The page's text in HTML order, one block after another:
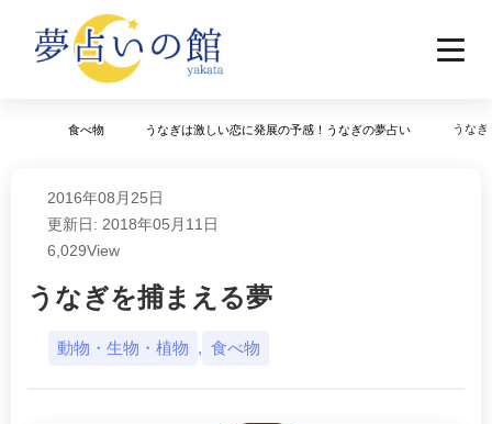
食べ物 うなぎは激しい恋に発展の予感！うなぎの夢占い うな
2016年08月25日
更新日: 2018年05月11日
6,029View
うなぎを捕まえる夢
動物・生物・植物 , 食べ物